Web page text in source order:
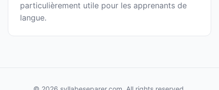
particulièrement utile pour les apprenants de
langue.